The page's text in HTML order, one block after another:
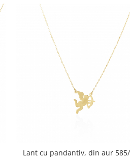
Lant cu pandantiv, din aur